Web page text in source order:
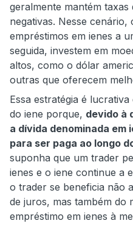
geralmente mantém
negativas. Nesse cenário,
empréstimos em ienes a
seguida, investem em
altos, como o dólar
outras que oferecem
Essa estratégia é
do iene porque, devido à
a dívida denominada em
para ser paga ao longo
suponha que um trader
ienes e o iene continue a
o trader se beneficia não
de juros, mas também do
empréstimo em ienes à